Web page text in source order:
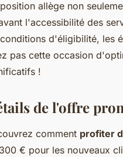
linxea
allège non
l'accessibilité des
d'éligibilité, les
pas cette occasion
!
de l'offre
comment profiter
€ pour les nouveaux